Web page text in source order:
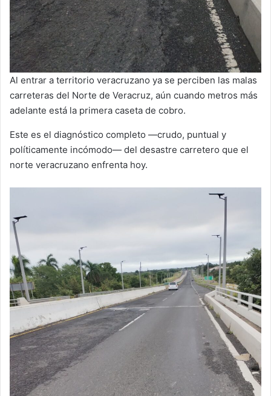
Al entrar a territorio veracruzano ya se perciben las malas
carreteras del Norte de Veracruz, aún cuando metros más
adelante está la primera caseta de cobro.
Este es el diagnóstico completo —crudo, puntual y
políticamente incómodo— del desastre carretero que el
norte veracruzano enfrenta hoy.